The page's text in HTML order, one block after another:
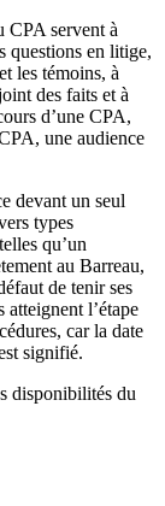
CPA servent à
questions en litige,
les témoins, à
des faits et à
d’une CPA,
une audience
devant un seul
types
qu’un
au Barreau,
de tenir ses
atteignent l’étape
car la date
signifié.
disponibilités du